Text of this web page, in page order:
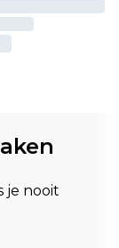
je nooit